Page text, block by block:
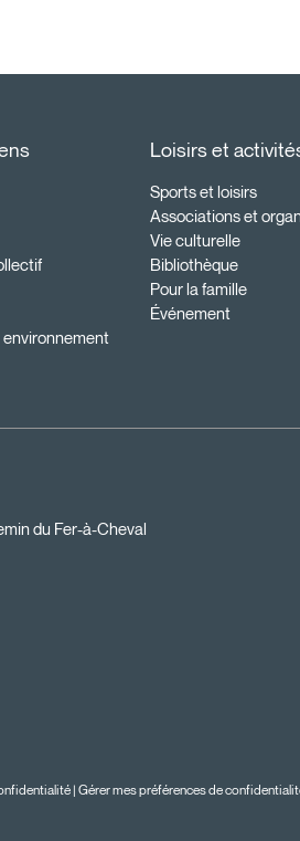
Loisirs et
Sports et loisirs
Associations et
Vie culturelle
Bibliothèque
Pour la famille
Événement
du Fer-à-Cheval
|Gérer mes préférences de